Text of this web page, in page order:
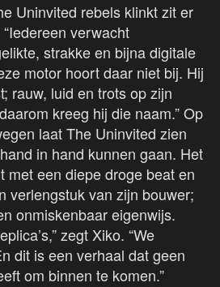
Uninvited rebels klinkt zit er
verwacht
strakke en bijna digitale
motor hoort daar niet bij. Hij
rauw, luid en trots op zijn
kreeg hij die naam.” Op
laat The Uninvited zien
in hand kunnen gaan. Het
met een diepe droge beat en
verlengstuk van zijn bouwer;
onmiskenbaar eigenwijs.
zegt Xiko. “We
dit is een verhaal dat geen
om binnen te komen.”